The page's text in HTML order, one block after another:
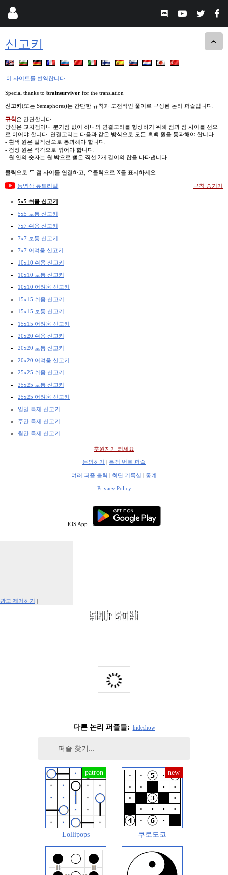
신고키
이 사이트를 번역합니다
Special thanks to brainsurvivor for the translation
신고키(또는 Semaphores)는 간단한 규칙과 도전적인 풀이로 구성된 논리 퍼즐입니다.
규칙은 간단합니다:
당신은 교차점이나 분기점 없이 하나의 연결고리를 형성하기 위해 점과 점 사이를 선으
로 이어야 합니다. 연결고리는 다음과 같은 방식으로 모든 흑백 원을 통과해야 합니다:
- 흰색 원은 일직선으로 통과해야 합니다.
- 검정 원은 직각으로 꺾어야 합니다.
- 원 안의 숫자는 원 밖으로 뻗은 직선 2개 길이의 합을 나타냅니다.
클릭으로 두 점 사이를 연결하고, 우클릭으로 X를 표시하세요.
동영상 튜토리얼 규칙 숨기기
5x5 쉬움 신고키
5x5 보통 신고키
7x7 쉬움 신고키
7x7 보통 신고키
7x7 어려움 신고키
10x10 쉬움 신고키
10x10 보통 신고키
10x10 어려움 신고키
15x15 쉬움 신고키
15x15 보통 신고키
15x15 어려움 신고키
20x20 쉬움 신고키
20x20 보통 신고키
20x20 어려움 신고키
25x25 쉬움 신고키
25x25 보통 신고키
25x25 어려움 신고키
일일 특제 신고키
주간 특제 신고키
월간 특제 신고키
후원자가 되세요
문의하기 | 특정 번호 퍼즐
여러 퍼즐 출력 | 최단 기록실 | 통계
Privacy Policy
iOS App
광고 제거하기 |
다른 논리 퍼즐들: hideshow
Lollipops 쿠로도코